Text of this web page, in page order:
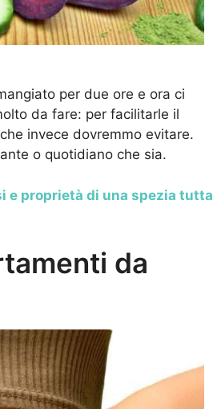
per due ore e ora ci
da fare: per facilitarle il
invece dovremmo evitare.
o quotidiano che sia.
e proprietà di una spezia tutta
da